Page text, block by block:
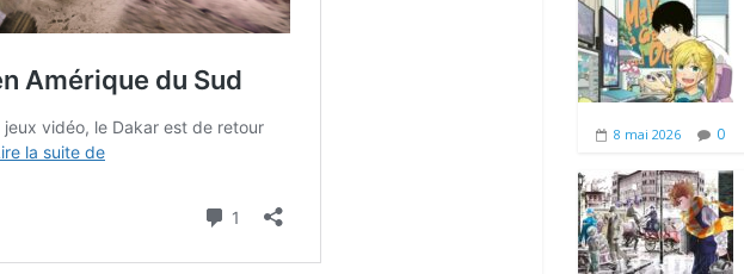
8 mai 2026 0